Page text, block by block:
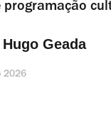
programação
Hugo Geada
2026